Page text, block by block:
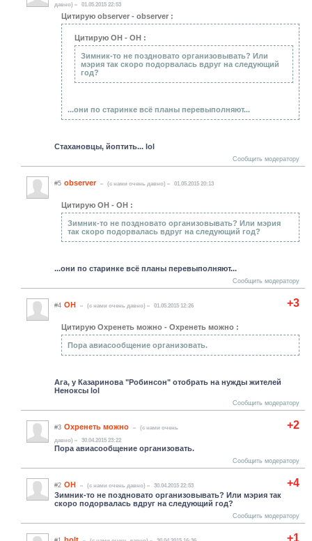
давно)
01.05.2015 22:53
Цитирую observer - observer :
Цитирую ОН - ОН :
Зимник-то не поздновато организовывать? Или
мэрия так скоро подорвалась вдруг на следующий
год?
...они по старинке всё планы перевыполняют...
Стахановцы, йоптить... lol
Сообщить модератору
#5 observer (c нами очень давно) 01.05.2015 20:13
Цитирую ОН - ОН :
Зимник-то не поздновато организовывать? Или мэрия
так скоро подорвалась вдруг на следующий год?
...они по старинке всё планы перевыполняют...
Сообщить модератору
+3
#4 ОН (c нами очень давно) 01.05.2015 12:26
Цитирую Охренеть можно - Охренеть можно :
Пора авиасообщение организовать.
Ага, у Казаринова "Робинсон" отобрать на нужды жителей
Неноксы lol
Сообщить модератору
+2
#3 Охренеть можно
(c нами очень
давно)
30.04.2015 23:22
Пора авиасообщение организовать.
Сообщить модератору
+4
#2 ОН (c нами очень давно) 30.04.2015 22:53
Зимник-то не поздновато организовывать? Или мэрия так
скоро подорвалась вдруг на следующий год?
Сообщить модератору
+1